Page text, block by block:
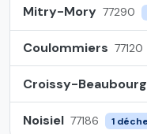
Mitry-Mory 77290
Coulommiers 77120
Croissy-Beaubourg
Noisiel 77186 1